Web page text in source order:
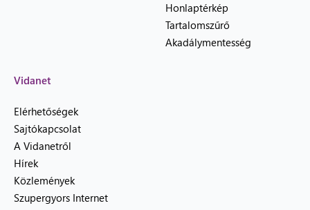
Honlaptérkép
Tartalomszűrő
Akadálymentesség
Vidanet
Elérhetőségek
Sajtókapcsolat
A Vidanetről
Hírek
Közlemények
Szupergyors Internet